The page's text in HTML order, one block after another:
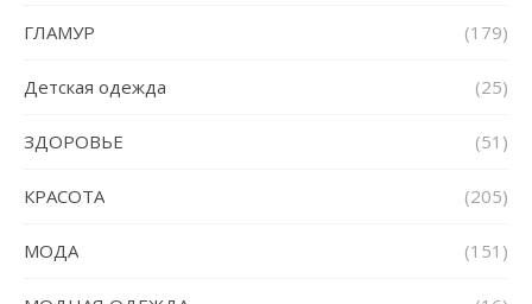
ГЛАМУР (179)
Детская одежда (25)
ЗДОРОВЬЕ (51)
КРАСОТА (205)
МОДА (151)